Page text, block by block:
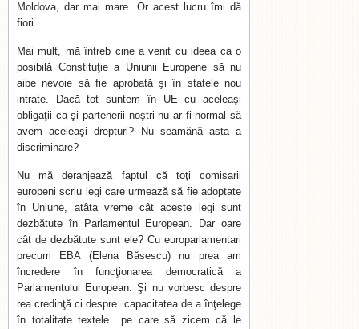
Moldova, dar mai mare. Or acest lucru îmi dă
fiori.
Mai mult, mă întreb cine a venit cu ideea ca o
posibilă Constituţie a Uniunii Europene să nu
aibe nevoie să fie aprobată şi în statele nou
intrate. Dacă tot suntem în UE cu aceleaşi
obligaţii ca şi partenerii noştri nu ar fi normal să
avem aceleaşi drepturi? Nu seamănă asta a
discriminare?
Nu mă deranjează faptul că toţi comisarii
europeni scriu legi care urmează să fie adoptate
în Uniune, atâta vreme cât aceste legi sunt
dezbătute în Parlamentul European. Dar oare
cât de dezbătute sunt ele? Cu europarlamentari
precum EBA (Elena Băsescu) nu prea am
încredere în funcţionarea democratică a
Parlamentului European. Şi nu vorbesc despre
rea credinţă ci despre capacitatea de a înţelege
în totalitate textele pe care să zicem că le